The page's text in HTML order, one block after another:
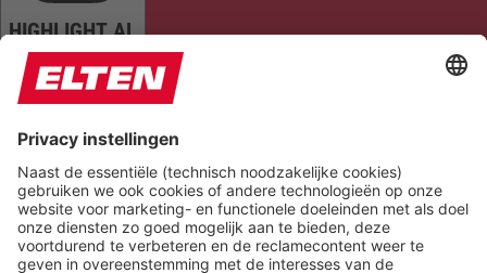
HIGHLIGHT AL
READ PAGE MUTE SOUNDS STOP ANIMATIONS